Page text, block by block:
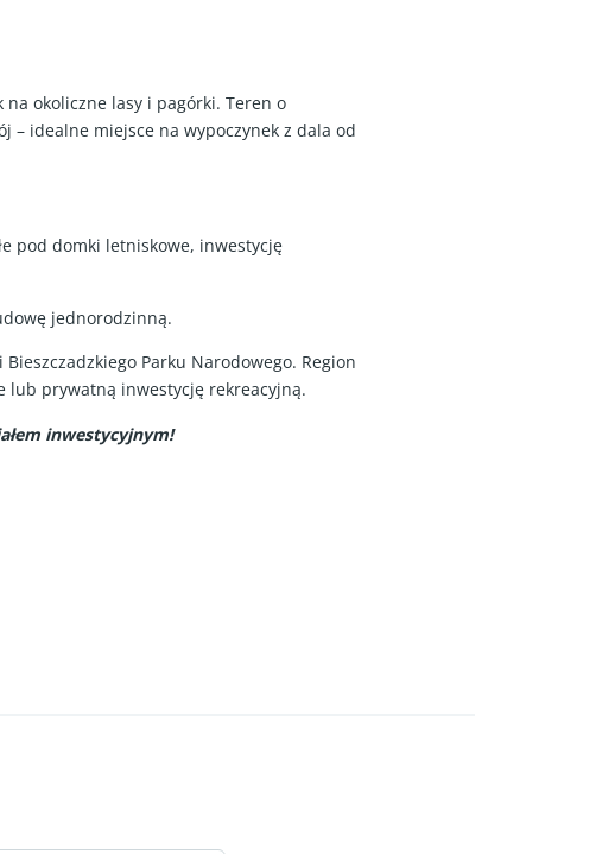
na okoliczne lasy i pagórki. Teren o
– idealne miejsce na wypoczynek z dala od
pod domki letniskowe, inwestycję
jednorodzinną.
Parku Narodowego. Region
lub prywatną inwestycję rekreacyjną.
inwestycyjnym!